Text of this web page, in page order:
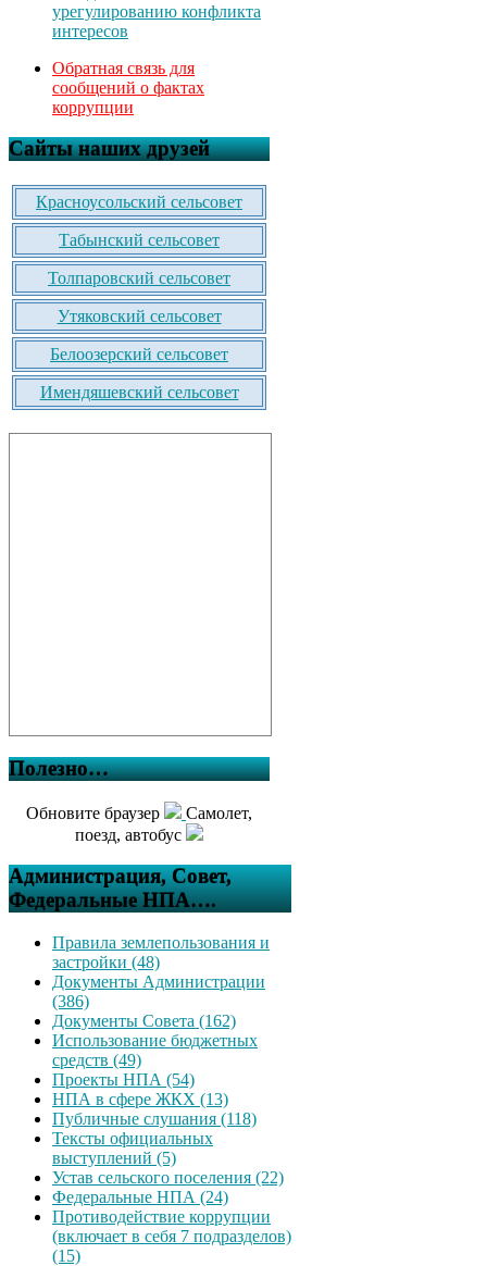
урегулированию конфликта
интересов
Обратная связь для
сообщений о фактах
коррупции
Сайты наших друзей
Красноусольский сельсовет
Табынский сельсовет
Толпаровский сельсовет
Утяковский сельсовет
Белоозерский сельсовет
Имендяшевский сельсовет
Полезно…
Обновите браузер
Самолет,
поезд, автобус
Администрация, Совет,
Федеральные НПА….
Правила землепользования и
застройки (48)
Документы Администрации
(386)
Документы Совета (162)
Использование бюджетных
средств (49)
Проекты НПА (54)
НПА в сфере ЖКХ (13)
Публичные слушания (118)
Тексты официальных
выступлений (5)
Устав сельского поселения (22)
Федеральные НПА (24)
Противодействие коррупции
(включает в себя 7 подразделов)
(15)